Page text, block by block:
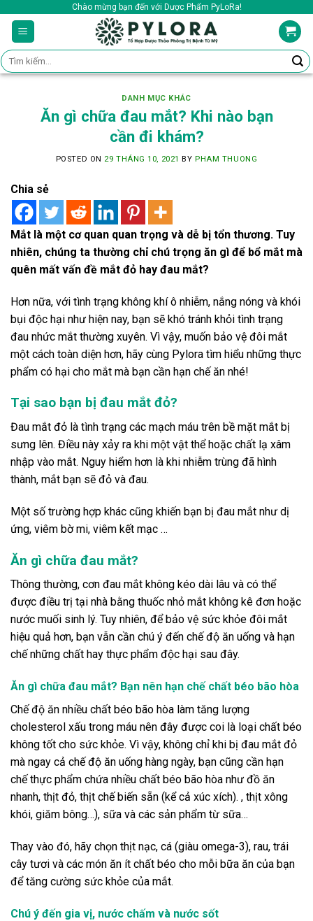
content
Chào mừng bạn đến với Dược Phẩm PyLoRa!
Tìm
kiếm:
DANH MỤC KHÁC
Ăn gì chữa đau mắt? Khi nào bạn
cần đi khám?
POSTED ON 29 THÁNG 10, 2021 BYPHAM THUONG
Chia sẻ
Mắt là một cơ quan quan trọng và dễ bị tổn thương. Tuy
nhiên, chúng ta thường chỉ chú trọng ăn gì để bổ mắt mà
quên mất vấn đề mắt đỏ hay đau mắt?
Hơn nữa, với tình trạng không khí ô nhiễm, nắng nóng và khói
bụi độc hại như hiện nay, bạn sẽ khó tránh khỏi tình trạng
đau nhức mắt thường xuyên. Vì vậy, muốn bảo vệ đôi mắt
một cách toàn diện hơn, hãy cùng Pylora tìm hiểu những thực
phẩm có hại cho mắt mà bạn cần hạn chế ăn nhé!
Tại sao bạn bị đau mắt đỏ?
Đau mắt đỏ là tình trạng các mạch máu trên bề mặt mắt bị
sưng lên. Điều này xảy ra khi một vật thể hoặc chất lạ xâm
nhập vào mắt. Nguy hiểm hơn là khi nhiễm trùng đã hình
thành, mắt bạn sẽ đỏ và đau.
Một số trường hợp khác cũng khiến bạn bị đau mắt như dị
ứng, viêm bờ mi, viêm kết mạc …
Ăn gì chữa đau mắt?
Thông thường, cơn đau mắt không kéo dài lâu và có thể
được điều trị tại nhà bằng thuốc nhỏ mắt không kê đơn hoặc
nước muối sinh lý. Tuy nhiên, để bảo vệ sức khỏe đôi mắt
hiệu quả hơn, bạn vẫn cần chú ý đến chế độ ăn uống và hạn
chế những chất hay thực phẩm độc hại sau đây.
Ăn gì chữa đau mắt? Bạn nên hạn chế chất béo bão hòa
Chế độ ăn nhiều chất béo bão hòa làm tăng lượng
cholesterol xấu trong máu nên đây được coi là loại chất béo
không tốt cho sức khỏe. Vì vậy, không chỉ khi bị đau mắt đỏ
mà ngay cả chế độ ăn uống hàng ngày, bạn cũng cần hạn
chế thực phẩm chứa nhiều chất béo bão hòa như đồ ăn
nhanh, thịt đỏ, thịt chế biến sẵn (kể cả xúc xích). , thịt xông
khói, giăm bông…), sữa và các sản phẩm từ sữa…
Thay vào đó, hãy chọn thịt nạc, cá (giàu omega-3), rau, trái
cây tươi và các món ăn ít chất béo cho mỗi bữa ăn của bạn
để tăng cường sức khỏe của mắt.
Chú ý đến gia vị, nước chấm và nước sốt